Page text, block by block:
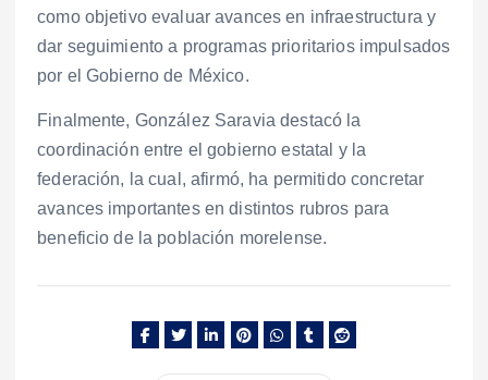
como objetivo evaluar avances en infraestructura y
dar seguimiento a programas prioritarios impulsados
por el Gobierno de México.
Finalmente, González Saravia destacó la
coordinación entre el gobierno estatal y la
federación, la cual, afirmó, ha permitido concretar
avances importantes en distintos rubros para
beneficio de la población morelense.